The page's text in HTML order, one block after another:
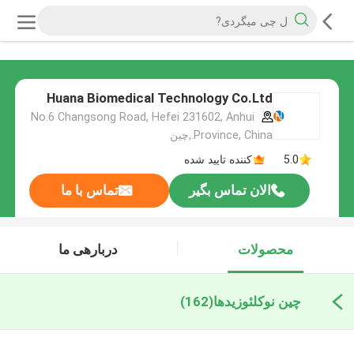
Huana Biomedical Technology Co.Ltd
No.6 Changsong Road, Hefei 231602, Anhui
Province, China.,چین
5.0
کننده تایید شده
الان تماس بگیر تماس با ما
محصولات دربارهی ما
چین نوکلئوزیدها(162)